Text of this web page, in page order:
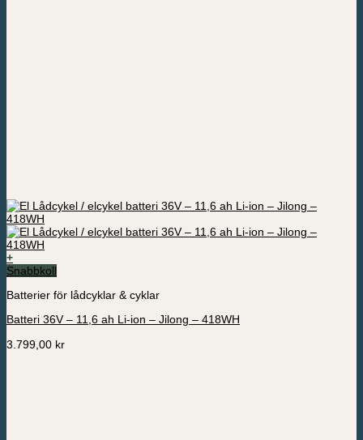
+
Snabbkoll
Batterier för lådcyklar & cyklar
Batteri 36V – 11,6 ah Li-ion – Jilong – 418WH
3.799,00 kr